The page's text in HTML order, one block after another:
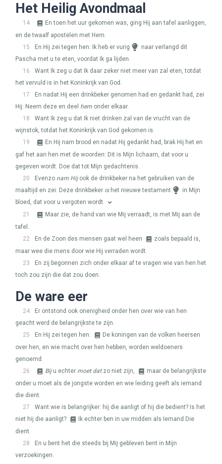
Het Heilig Avondmaal
14
En toen het uur gekomen was, ging Hij aan tafel aanliggen,
en de twaalf apostelen met Hem.
15
En Hij zei tegen hen: Ik heb er vurig
naar verlangd dit
Pascha met u te eten, voordat Ik ga lijden.
16
Want Ik zeg u dat Ik daar zeker niet meer van zal eten, totdat
het vervuld is in het Koninkrijk van God.
17
En nadat Hij een drinkbeker genomen had en gedankt had, zei
Hij: Neem deze en deel hem onder elkaar.
18
Want Ik zeg u dat Ik niet drinken zal van de vrucht van de
wijnstok, totdat het Koninkrijk van God gekomen is.
19
En Hij nam brood en nadat Hij gedankt had, brak Hij het en
gaf het aan hen met de woorden: Dit is Mijn lichaam, dat voor u
gegeven wordt. Doe dat tot Mijn gedachtenis.
20
Evenzo nam Hijook de drinkbeker na het gebruiken van de
maaltijd en zei: Deze drinkbeker ishet nieuwe testament
in Mijn
bloed, dat voor u vergoten wordt.
21
Maar zie, de hand van wie Mij verraadt, is met Mij aan de
tafel.
22
En de Zoon des mensen gaat wel heen
zoals bepaald is,
maar wee die mens door wie Hij verraden wordt.
23
En zij begonnen zich onder elkaar af te vragen wie van hen het
toch zou zijn die dat zou doen.
De ware eer
24
Er ontstond ook onenigheid onder hen over wie van hen
geacht werd de belangrijkste te zijn.
25
En Hij zei tegen hen:
De koningen van de volken heersen
over hen, en wie macht over hen hebben, worden weldoeners
genoemd.
26
Biju echter moet datzo niet zijn,
maar de belangrijkste
onder u moet als de jongste worden en wie leiding geeft als iemand
die dient.
27
Want wie is belangrijker: hij die aanligt of hij die bedient? Is het
niet hij die aanligt?
Ik echter ben in uw midden als Iemand Die
dient.
28
En u bent het die steeds bij Mij gebleven bent in Mijn
verzoekingen.